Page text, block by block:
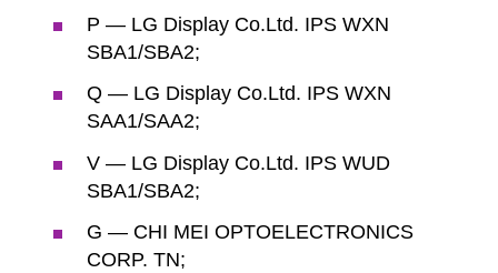
P — LG Display Co.Ltd. IPS WXN
SBA1/SBA2;
Q — LG Display Co.Ltd. IPS WXN
SAA1/SAA2;
V — LG Display Co.Ltd. IPS WUD
SBA1/SBA2;
G — CHI MEI OPTOELECTRONICS
CORP. TN;